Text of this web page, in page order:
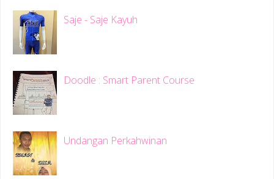
Saje - Saje Kayuh
Doodle : Smart Parent Course
Undangan Perkahwinan